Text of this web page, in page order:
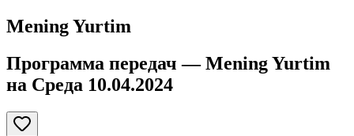
Mening Yurtim
Программа передач —Mening Yurtim
на Среда 10.04.2024